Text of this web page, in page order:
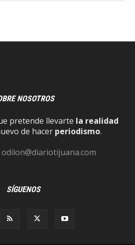
NOSOTROS
pretende llevarte la realidad
de hacer periodismo.
odilon@diariotijuana.com
SÍGUENOS